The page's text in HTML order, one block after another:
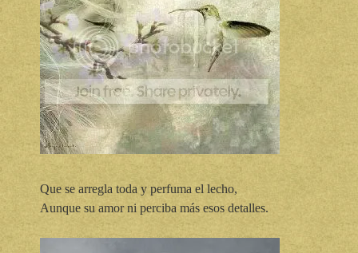
Que se arregla toda y perfuma el lecho,
Aunque su amor ni perciba más esos detalles.